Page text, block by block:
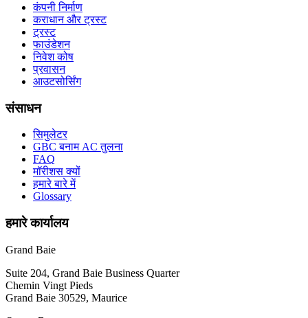
कंपनी निर्माण
कराधान और ट्रस्ट
ट्रस्ट
फाउंडेशन
निवेश कोष
प्रवासन
आउटसोर्सिंग
संसाधन
सिमुलेटर
GBC बनाम AC तुलना
FAQ
मॉरीशस क्यों
हमारे बारे में
Glossary
हमारे कार्यालय
Grand Baie
Suite 204, Grand Baie Business Quarter
Chemin Vingt Pieds
Grand Baie 30529, Maurice